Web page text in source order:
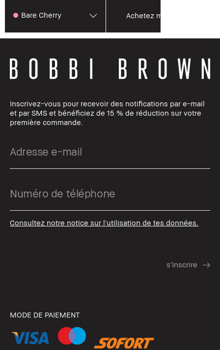
Bare Cherry Achetez maintenant
Inscrivez-vous pour recevoir des notifications par e-mail
et par SMS et bénéficiez de 15 % de réduction sur votre
première commande.
Consultez notre notice sur l'utilisation de tes données.
MODE DE PAIEMENT